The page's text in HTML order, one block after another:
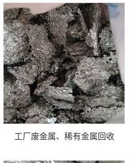
工厂废金属、稀有金属回收